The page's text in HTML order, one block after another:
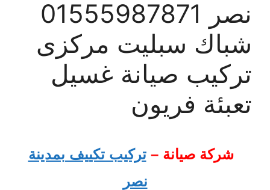
نصر 01555987871
شباك سبليت مركزى
تركيب صيانة غسيل
تعبئة فريون
شركة صيانة – تركيب تكييف بمدينة
نصر